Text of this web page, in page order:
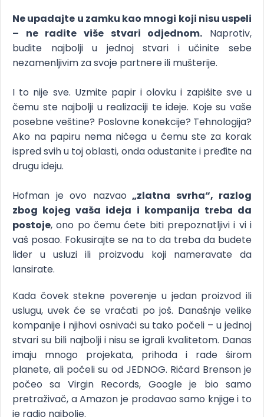
Ne upadajte u zamku kao mnogi koji nisu uspeli
– ne radite više stvari odjednom. Naprotiv,
budite najbolji u jednoj stvari i učinite sebe
nezamenljivim za svoje partnere ili mušterije.
I to nije sve. Uzmite papir i olovku i zapišite sve u
čemu ste najbolji u realizaciji te ideje. Koje su vaše
posebne veštine? Poslovne konekcije? Tehnologija?
Ako na papiru nema ničega u čemu ste za korak
ispred svih u toj oblasti, onda odustanite i pređite na
drugu ideju.
Hofman je ovo nazvao „zlatna svrha“, razlog
zbog kojeg vaša ideja i kompanija treba da
postoje, ono po čemu ćete biti prepoznatljivi i vi i
vaš posao. Fokusirajte se na to da treba da budete
lider u usluzi ili proizvodu koji nameravate da
lansirate.
Kada čovek stekne poverenje u jedan proizvod ili
uslugu, uvek će se vraćati po još. Današnje velike
kompanije i njihovi osnivači su tako počeli – u jednoj
stvari su bili najbolji i nisu se igrali kvalitetom. Danas
imaju mnogo projekata, prihoda i rade širom
planete, ali počeli su od JEDNOG. Ričard Brenson je
počeo sa Virgin Records, Google je bio samo
pretraživač, a Amazon je prodavao samo knjige i to
je radio najbolje.